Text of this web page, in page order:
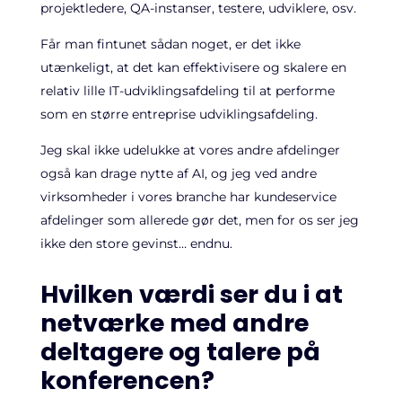
projektledere, QA-instanser, testere, udviklere, osv.
Får man fintunet sådan noget, er det ikke
utænkeligt, at det kan effektivisere og skalere en
relativ lille IT-udviklingsafdeling til at performe
som en større entreprise udviklingsafdeling.
Jeg skal ikke udelukke at vores andre afdelinger
også kan drage nytte af AI, og jeg ved andre
virksomheder i vores branche har kundeservice
afdelinger som allerede gør det, men for os ser jeg
ikke den store gevinst… endnu.
Hvilken værdi ser du i at
netværke med andre
deltagere og talere på
konferencen?